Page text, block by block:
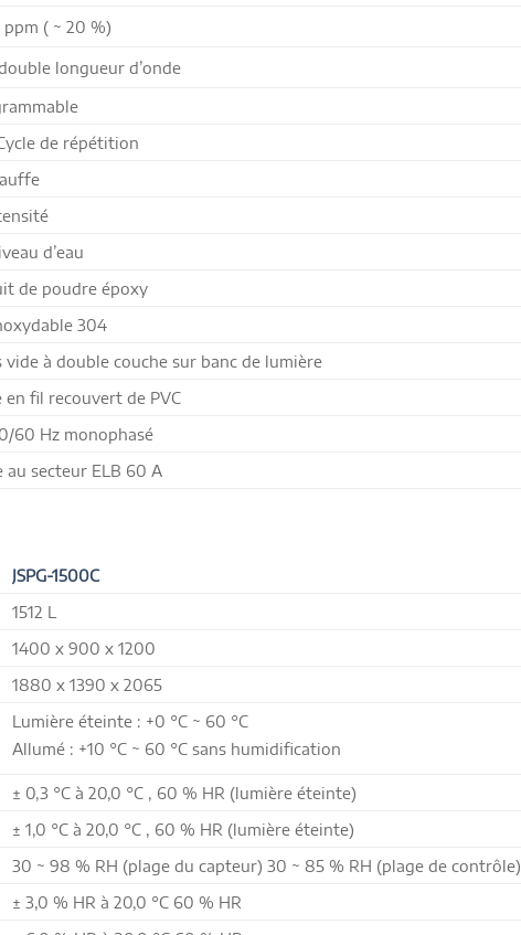
( ~ 20 %)
longueur d’onde
de répétition
d’eau
de poudre époxy
304
vide à double couche sur banc de lumière
en fil recouvert de PVC
60 Hz monophasé
secteur ELB 60 A
JSPG-1500C
1512 L
1400 x 900 x 1200
1880 x 1390 x 2065
Lumière éteinte : +0 °C ~ 60 °C
Allumé : +10 °C ~ 60 °C sans humidification
± 0,3 °C à 20,0 °C , 60 % HR (lumière éteinte)
± 1,0 °C à 20,0 °C , 60 % HR (lumière éteinte)
30 ~ 98 % RH (plage du capteur) 30 ~ 85 % RH (plage de contrôle)
± 3,0 % HR à 20,0 °C 60 % HR